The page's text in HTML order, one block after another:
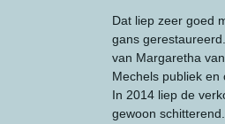
Dat liep zeer goed
gans
van Margaretha
Mechels publiek en
In 2014 liep de
gewoon schitterend.